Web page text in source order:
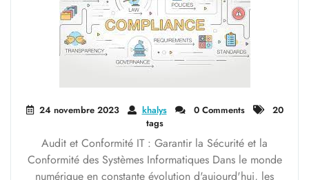
24 novembre 2023 khalys 0 Comments
20
tags
Audit et Conformité IT : Garantir la Sécurité et la
Conformité des Systèmes Informatiques Dans le monde
numérique en constante évolution d'aujourd'hui, les